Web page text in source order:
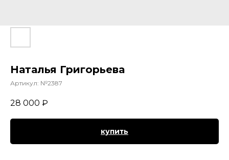
Наталья Григорьева
Артикул: №2387
28 000 ₽
купить